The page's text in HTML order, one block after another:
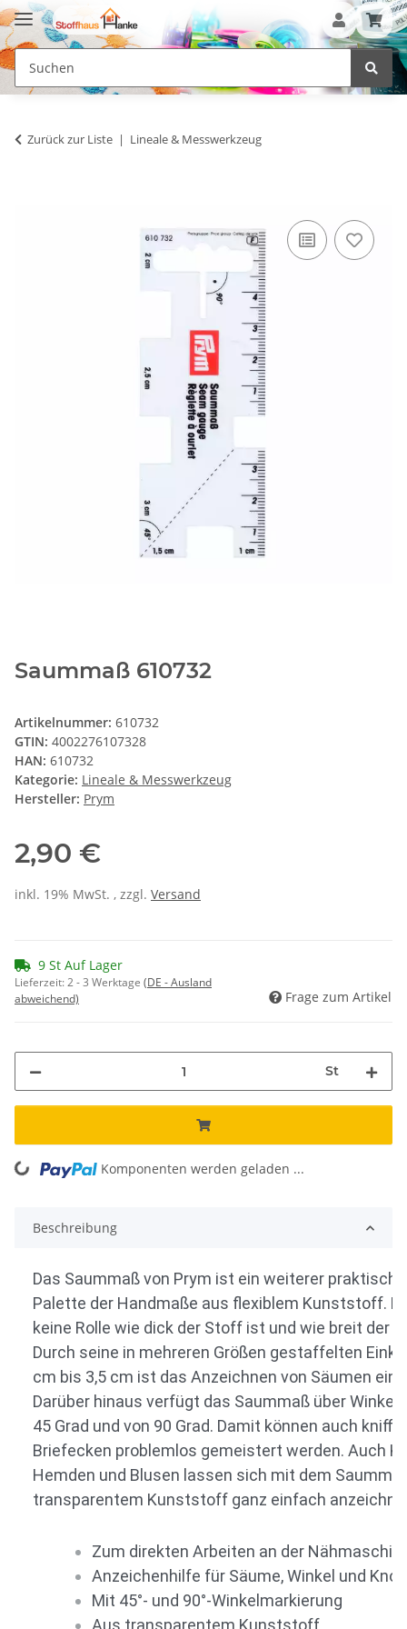
Zurück zur Liste Lineale & Messwerkzeug
Saummaß 610732
Artikelnummer: 610732
GTIN: 4002276107328
HAN: 610732
Kategorie: Lineale & Messwerkzeug
Hersteller: Prym
2,90 €
inkl. 19% MwSt. , zzgl. Versand
9 St Auf Lager
Lieferzeit:2 - 3 Werktage (DE - Ausland
abweichend)
Frage zum Artikel
St
Loading... Komponenten werden geladen ...
Beschreibung
Das Saummaß von Prym ist ein weiterer
Palette der Handmaße aus flexiblem Kunststoff.
keine Rolle wie dick der Stoff ist und wie breit der
Durch seine in mehreren Größen gestaffelten
cm bis 3,5 cm ist das Anzeichnen von Säumen ein
Darüber hinaus verfügt das Saummaß über
45 Grad und von 90 Grad. Damit können auch
Briefecken problemlos gemeistert werden. Auch
Hemden und Blusen lassen sich mit dem
transparentem Kunststoff ganz einfach
Zum direkten Arbeiten an der
Anzeichenhilfe für Säume, Winkel und
Mit 45°- und 90°-Winkelmarkierung
Aus transparentem Kunststoff